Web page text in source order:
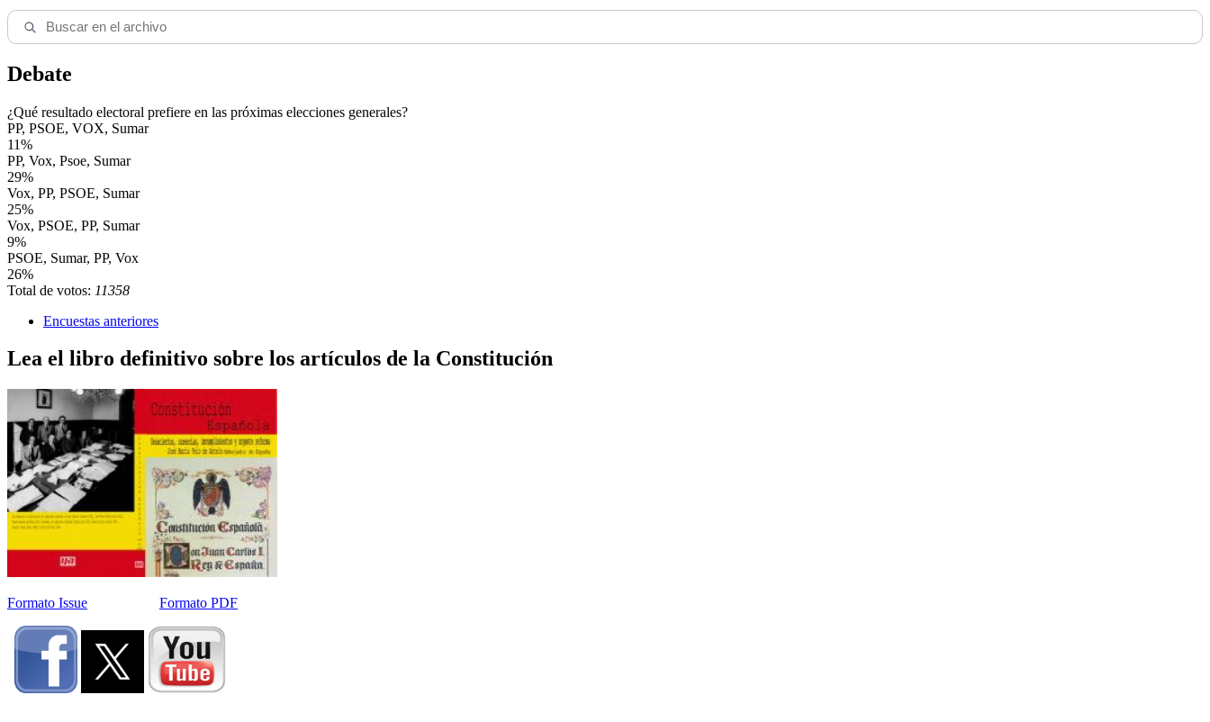
Debate
¿Qué resultado electoral prefiere en las próximas elecciones generales?
PP, PSOE, VOX, Sumar
11%
PP, Vox, Psoe, Sumar
29%
Vox, PP, PSOE, Sumar
25%
Vox, PSOE, PP, Sumar
9%
PSOE, Sumar, PP, Vox
26%
Total de votos: 11358
Encuestas anteriores
Lea el libro definitivo sobre los artículos de la Constitución
Formato Issue Formato PDF